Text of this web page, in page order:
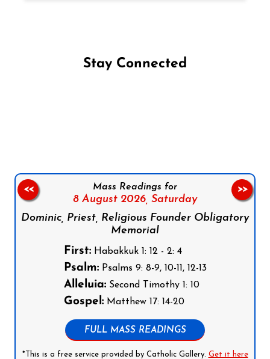
Stay Connected
Mass Readings for
8 August 2026, Saturday
Dominic, Priest, Religious Founder Obligatory
Memorial
First:Habakkuk 1: 12 - 2: 4
Psalm:Psalms 9: 8-9, 10-11, 12-13
Alleluia:Second Timothy 1: 10
Gospel:Matthew 17: 14-20
FULL MASS READINGS
*This is a free service provided by Catholic Gallery. Get it here
<< >>